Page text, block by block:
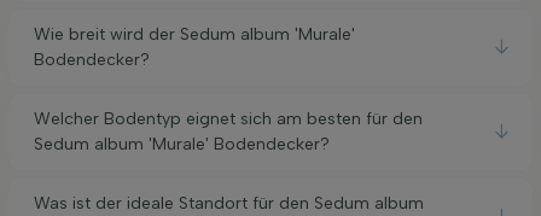
Wie breit wird der Sedum album 'Murale'
Bodendecker?
Welcher Bodentyp eignet sich am besten für den
Sedum album 'Murale' Bodendecker?
Was ist der ideale Standort für den Sedum album